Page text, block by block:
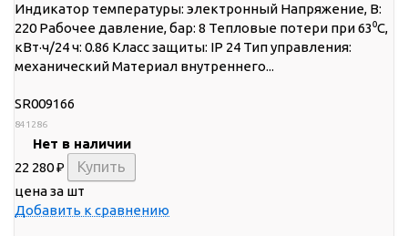
Индикатор температуры: электронный Напряжение, В:
220 Рабочее давление, бар: 8 Тепловые потери при 63⁰C,
кВт·ч/24 ч: 0.86 Класс защиты: IP 24 Тип управления:
механический Материал внутреннего...
SR009166
841286
Нет в наличии
22 280₽
цена за шт
Добавить к сравнению